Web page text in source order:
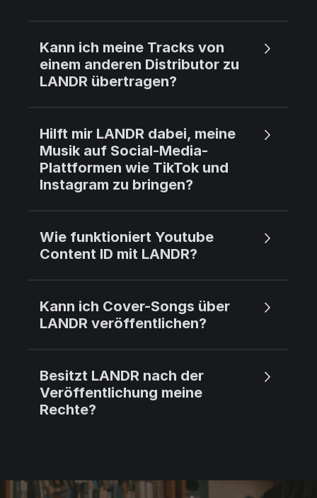
Kann ich meine Tracks von
einem anderen Distributor zu
LANDR übertragen?
Hilft mir LANDR dabei, meine
Musik auf Social-Media-
Plattformen wie TikTok und
Instagram zu bringen?
Wie funktioniert Youtube
Content ID mit LANDR?
Kann ich Cover-Songs über
LANDR veröffentlichen?
Besitzt LANDR nach der
Veröffentlichung meine
Rechte?